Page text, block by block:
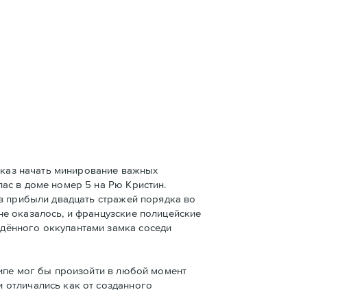
начать минирование важных
в домe номер 5 на Рю Кристин.
прибыли двадцать стражей порядка во
оказалось, и французские полицейские
оккупантами замка соседи
мог бы произойти в любой момент
как от созданного